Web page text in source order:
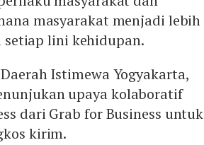
masyarakat menjadi lebih
lini kehidupan.
Istimewa Yogyakarta,
upaya kolaboratif
dari Grab for Business untuk
kirim.